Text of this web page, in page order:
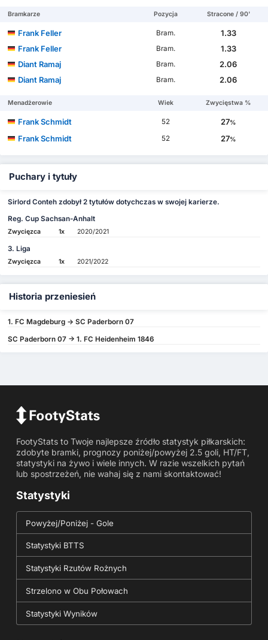
Bramkarze Pozycja Stracone / 90'
Frank Feller Bram.
1.33
Frank Feller
Bram.
1.33
Diant Ramaj
Bram.
2.06
Diant Ramaj
Bram. 2.06
Menadżerowie Wiek Zwycięstwa %
Frank Schmidt 52 27%
Frank Schmidt 52 27%
Puchary i tytuły
Sirlord Conteh zdobył 2 tytułów dotychczas w swojej karierze.
Reg. Cup Sachsan-Anhalt
Zwycięzca 1x 2020/2021
3. Liga
Zwycięzca 1x 2021/2022
Historia przeniesień
1. FC Magdeburg -> SC Paderborn 07
SC Paderborn 07 -> 1. FC Heidenheim 1846
FootyStats to Twoje najlepsze źródło statystyk piłkarskich:
zdobyte bramki, prognozy poniżej/powyżej 2.5 goli, HT/FT,
statystyki na żywo i wiele innych. W razie wszelkich pytań
lub spostrzeżeń, nie wahaj się z nami skontaktować!
Statystyki
Powyżej/Poniżej - Gole
Statystyki BTTS
Statystyki Rzutów Rożnych
Strzelono w Obu Połowach
Statystyki Wyników